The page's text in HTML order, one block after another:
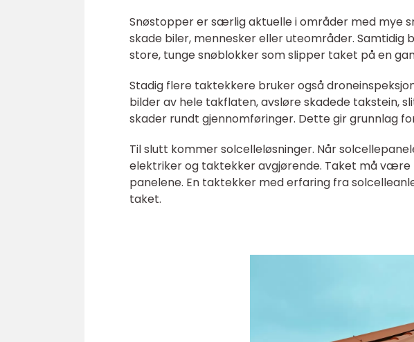
Snøstopper er særlig aktuelle i områder med mye
skade biler, mennesker eller uteområder.
store, tunge snøblokker som slipper taket på en
Stadig flere taktekkere bruker også
bilder av hele takflaten, avsløre skadede takstein,
skader rundt gjennomføringer. Dette gir grunnlag
Til slutt kommer solcelleløsninger. Når
elektriker og taktekker avgjørende. Taket må
panelene. En taktekker med erfaring fra
taket.